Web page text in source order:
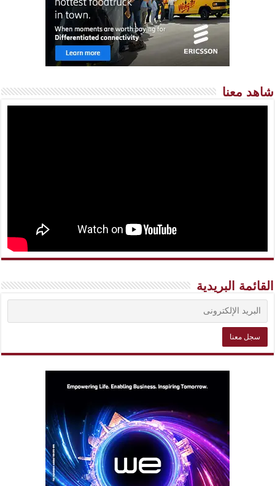
شاهد معنا
القائمة البريدية